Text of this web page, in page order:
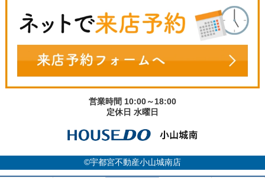
営業時間 10:00～18:00
定休日 水曜日
©宇都宮不動産小山城南店